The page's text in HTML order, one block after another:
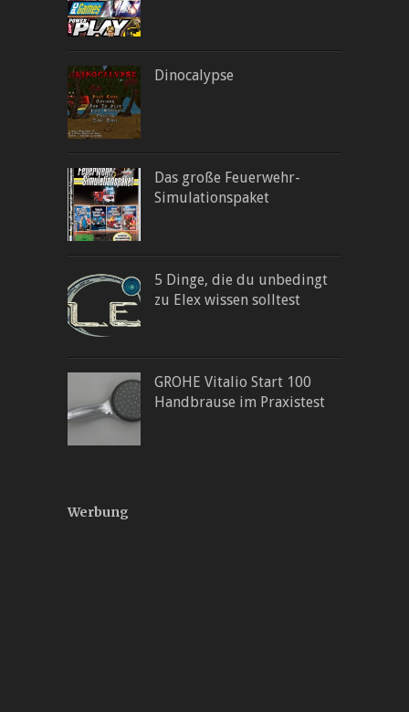
Dinocalypse
Das große Feuerwehr-
Simulationspaket
5 Dinge, die du unbedingt
zu Elex wissen solltest
GROHE Vitalio Start 100
Handbrause im Praxistest
Werbung